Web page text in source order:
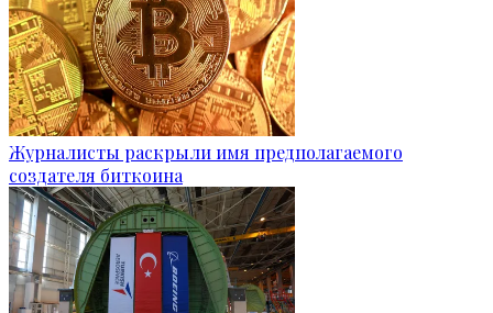
Журналисты раскрыли имя предполагаемого
создателя биткоина